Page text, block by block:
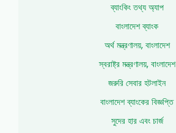
ব্যাংকিং তথ্য অ্যাপ
বাংলাদেশ ব্যাংক
অর্থ মন্ত্রণালয়, বাংলাদেশ
স্বরাষ্ট্র মন্ত্রণালয়, বাংলাদেশ
জরুরি সেবার হটলাইন
বাংলাদেশ ব্যাংকের বিজ্ঞপ্তি
সুদের হার এবং চার্জ